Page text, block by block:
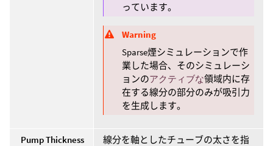
っています。
Warning
Sparse煙シミュレーションで作
業した場合、そのシミュレーシ
ョンのアクティブな領域内に存
在する線分の部分のみが吸引力
を生成します。
Pump Thickness
線分を軸としたチューブの太さを指